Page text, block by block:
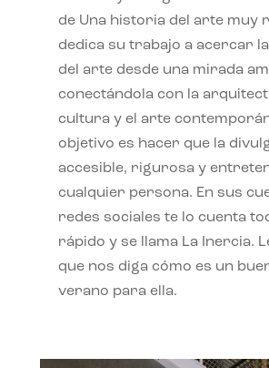
de Una historia del arte muy
dedica su trabajo a acercar
del arte desde una mirada
conectándola con la
cultura y el arte
objetivo es hacer que la
accesible, rigurosa y
cualquier persona. En sus
redes sociales te lo cuenta
rápido y se llama La Inercia.
que nos diga cómo es un
verano para ella.